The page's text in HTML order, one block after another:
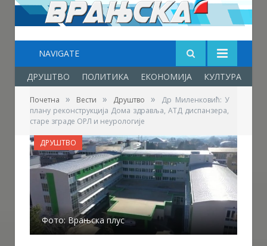
NAVIGATE
ДРУШТВО ПОЛИТИКА ЕКОНОМИЈА КУЛТУРА
Почетна » Вести » Друштво »
Др Миленковић: У
плану реконструкција Дома здравља, АТД диспанзера,
старе зграде ОРЛ и неурологије
Фото: Врањска плус
ДРУШТВО